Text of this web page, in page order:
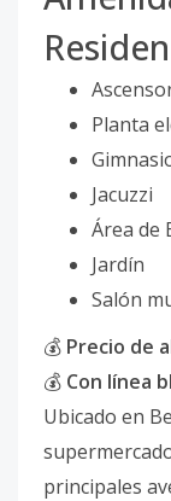
Planta
Jacuzzi
Área de
Jardín
Salón
💰 Precio de
💰 Con línea
Ubicado en
principales